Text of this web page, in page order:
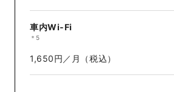
車内Wi-Fi
＊5
1,650円／月（税込）